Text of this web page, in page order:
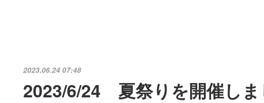
2023.06.24 07:48
2023/6/24 夏祭りを開催しま